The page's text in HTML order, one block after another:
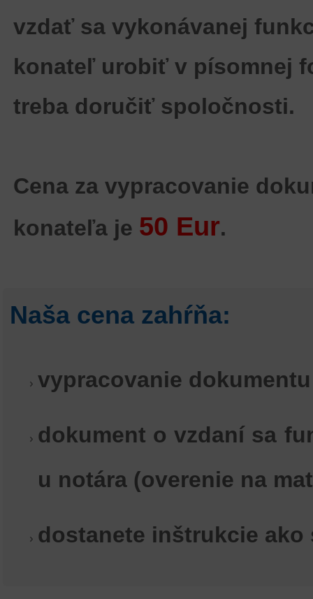
vzdať sa vykonávanej
konateľ urobiť v písomnej
treba doručiť spoločnosti.
Cena za vypracovanie
konateľa je 50 Eur.
Naša cena zahŕňa:
vypracovanie
dokument o vzdaní sa
u notára (overenie na
dostanete inštrukcie